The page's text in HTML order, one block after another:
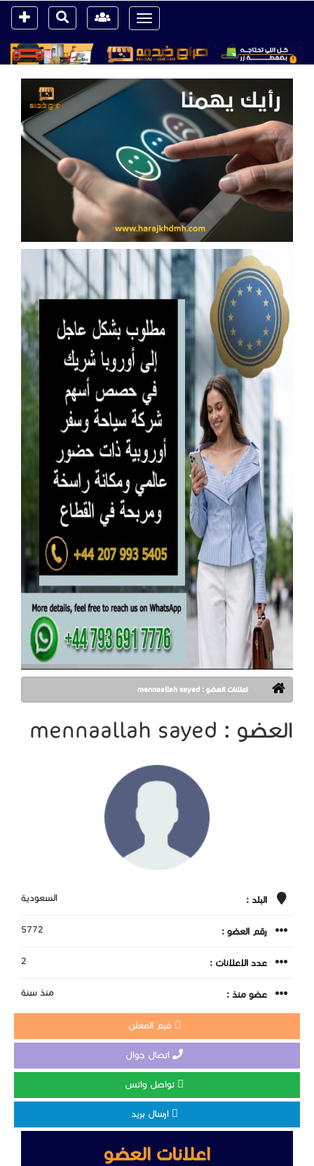
Toggle
navigation
اعلانات العضو : mennaallah sayed
العضو : mennaallah sayed
البلد : السعودية
رقم العضو : 5772
عدد الاعلانات : 2
عضو منذ : منذ سنة
قيم المعلن
اتصال جوال
تواصل واتس
ارسال بريد
اعلانات العضو